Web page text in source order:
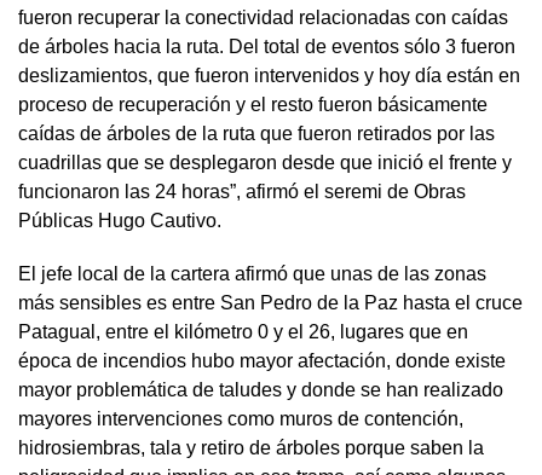
fueron recuperar la conectividad relacionadas con caídas
de árboles hacia la ruta. Del total de eventos sólo 3 fueron
deslizamientos, que fueron intervenidos y hoy día están en
proceso de recuperación y el resto fueron básicamente
caídas de árboles de la ruta que fueron retirados por las
cuadrillas que se desplegaron desde que inició el frente y
funcionaron las 24 horas”, afirmó el seremi de Obras
Públicas Hugo Cautivo.
El jefe local de la cartera afirmó que unas de las zonas
más sensibles es entre San Pedro de la Paz hasta el cruce
Patagual, entre el kilómetro 0 y el 26, lugares que en
época de incendios hubo mayor afectación, donde existe
mayor problemática de taludes y donde se han realizado
mayores intervenciones como muros de contención,
hidrosiembras, tala y retiro de árboles porque saben la